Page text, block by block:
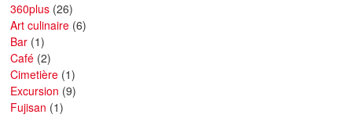
360plus (26)
Art culinaire (6)
Bar (1)
Café (2)
Cimetière (1)
Excursion (9)
Fujisan (1)